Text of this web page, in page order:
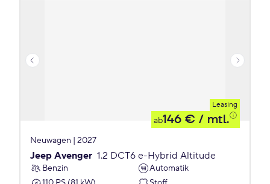
Leasing
ab146 € / mtl.
Neuwagen | 2027
Jeep Avenger 1.2 DCT6 e-Hybrid Altitude
Benzin
Automatik